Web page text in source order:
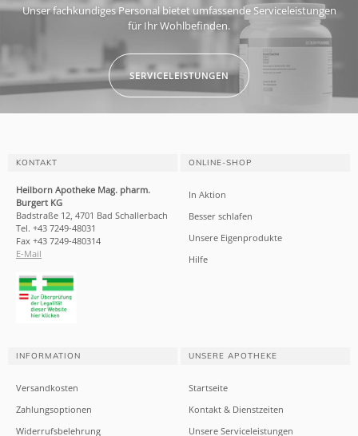
Unser fachkundiges Personal bietet umfassende Serviceleistungen
für Ihr Wohlbefinden.
SERVICELEISTUNGEN
KONTAKT
Heilborn Apotheke Mag. pharm.
Burgert KG
Badstraße 12, 4701 Bad Schallerbach
Tel. +43 7249-48031
Fax +43 7249-480314
E-Mail
ONLINE-SHOP
In Aktion
Besser schlafen
Unsere Eigenprodukte
Hilfe
INFORMATION
Versandkosten
Zahlungsoptionen
Widerrufsbelehrung
UNSERE APOTHEKE
Startseite
Kontakt & Dienstzeiten
Unsere Serviceleistungen